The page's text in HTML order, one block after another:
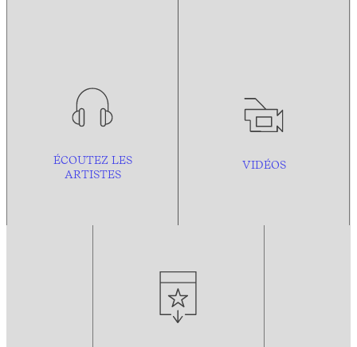
ÉCOUTEZ LES
ARTISTES
VIDÉOS